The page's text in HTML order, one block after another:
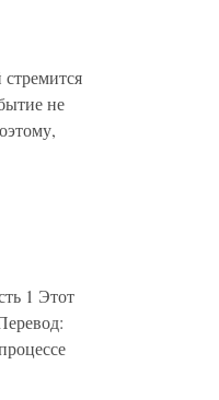
не
1 Этот